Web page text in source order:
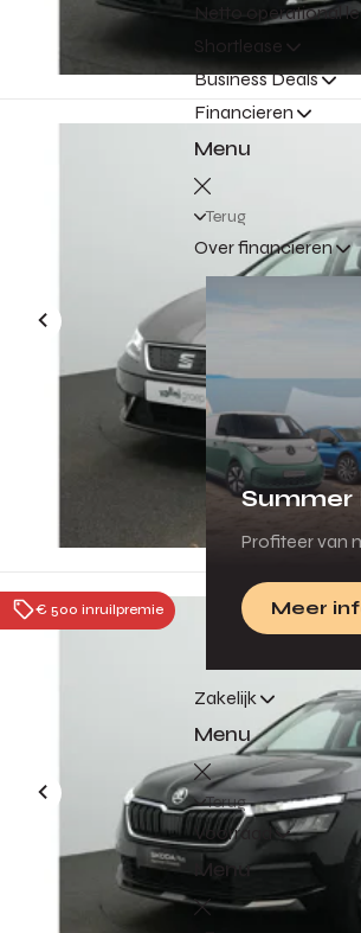
Netto operational
Shortlease
Business Deals
Financieren
Menu
Terug
Over financieren
Summer
Profiteer van
Meer
Zakelijk
Menu
Terug
Voorraad
Menu
€ 500 inruilpremie